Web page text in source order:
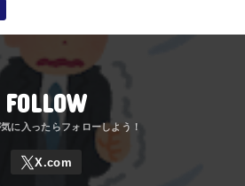
FOLLOW